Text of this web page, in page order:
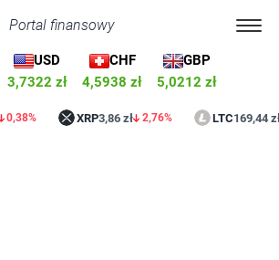
Portal finansowy
USD
3,7318 zł
CHF
4,5935 zł
GBP
5,0209 zł
XRP 3,86 zł 2,76% LTC 169,44 zł 0,18%